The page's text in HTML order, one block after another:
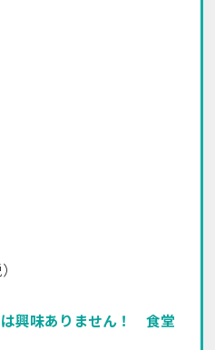
は興味ありません！ 食堂